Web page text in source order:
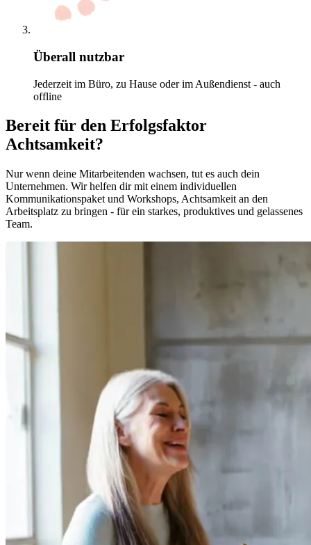
Überall nutzbar
Jederzeit im Büro, zu Hause oder im Außendienst - auch
offline
Bereit für den Erfolgsfaktor
Achtsamkeit?
Nur wenn deine Mitarbeitenden wachsen, tut es auch dein
Unternehmen. Wir helfen dir mit einem individuellen
Kommunikationspaket und Workshops, Achtsamkeit an den
Arbeitsplatz zu bringen - für ein starkes, produktives und gelassenes
Team.